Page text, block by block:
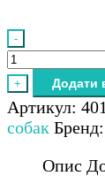
-
Іграшка
Trixie
Їжачок
довгий
для
собак,
+ Додати
Артикул:
собак Бренд:
Опис